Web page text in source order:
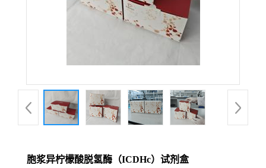
品
胞浆异柠檬酸脱氢酶（ICDHc）试剂盒